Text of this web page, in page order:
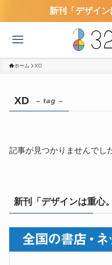
新刊「デザイ
ホーム XD
XD – tag –
記事が見つかりませんでし
新刊「デザインは重心